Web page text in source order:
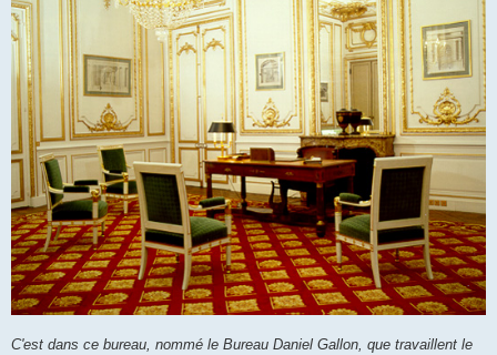
C'est dans ce bureau, nommé le Bureau Daniel Gallon, que travaillent le